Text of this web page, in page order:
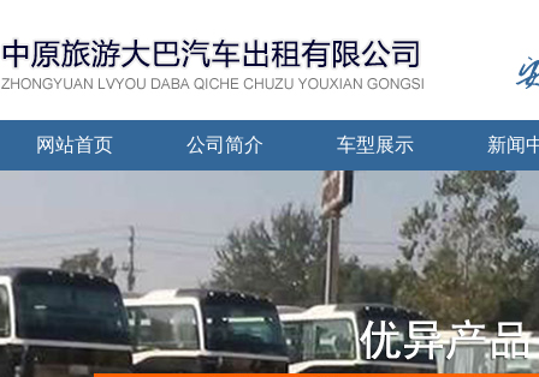
网站首页 公司简介 车型展示 新闻